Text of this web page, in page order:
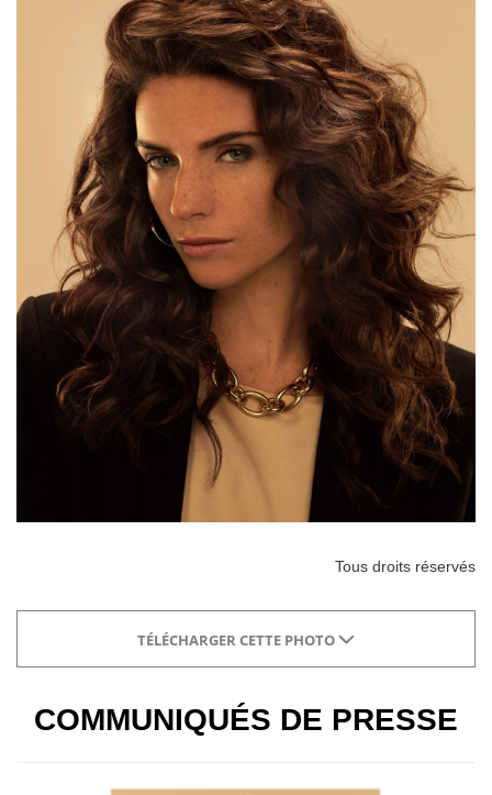
Tous droits réservés
TÉLÉCHARGER CETTE PHOTO
COMMUNIQUÉS DE PRESSE